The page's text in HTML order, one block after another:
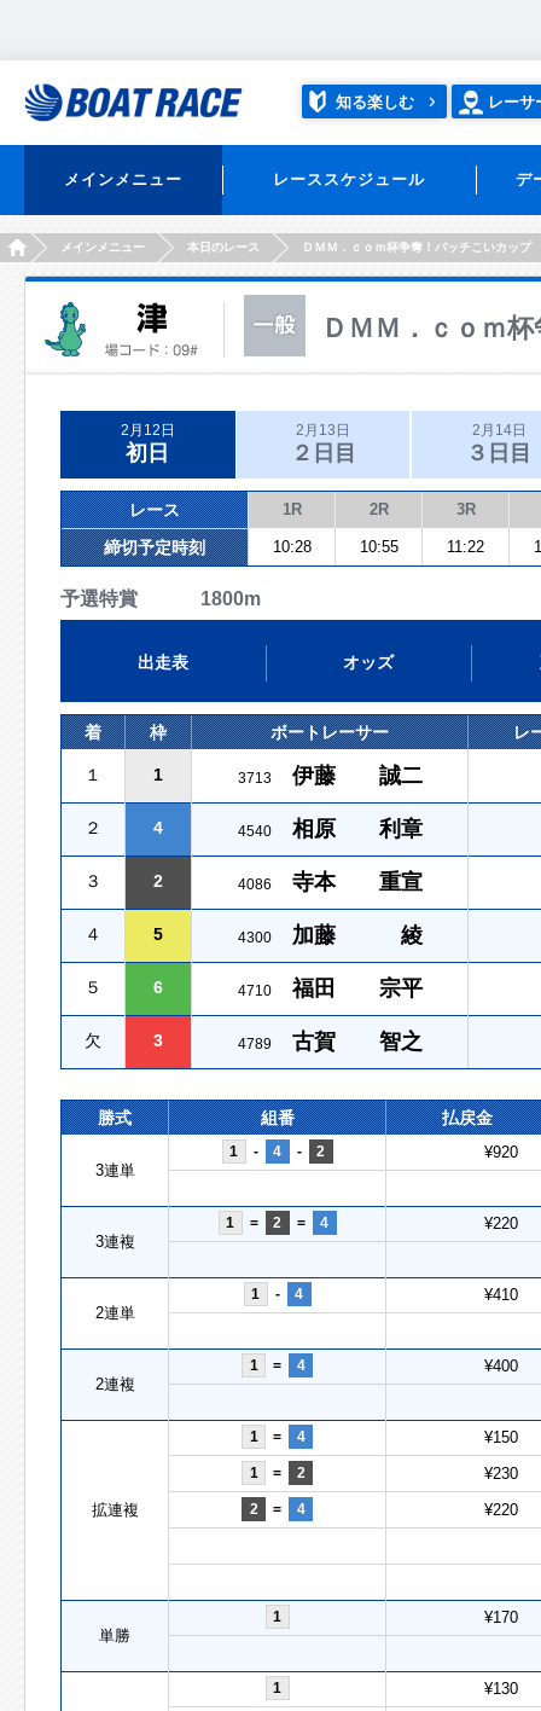
知る楽しむ レーサ
メインメニュー レーススケジュール デ
HOMEメインメニュー 本日のレース ＤＭＭ．ｃｏｍ杯争奪！バッチこいカップ
ＤＭＭ．ｃｏｍ
2月12日
初日
2月13日
２日目
2月14日
３日目
レース 1R 2R 3R
締切予定時刻 10:28 10:55 11:22
予選特賞 1800m
出走表 オッズ
着 枠 ボートレーサー レ
１ 1 3713 伊藤 誠二
２ 4 4540 相原 利章
３ 2 4086 寺本 重宣
４ 5 4300 加藤 綾
５ 6 4710 福田 宗平
欠 3 4789 古賀 智之
勝式 組番 払戻金
3連単
1 - 4 - 2 ¥920
3連複
1 = 2 = 4 ¥220
2連単
1 - 4 ¥410
2連複
1 = 4 ¥400
拡連複
1 = 4 ¥150
1 = 2 ¥230
2 = 4 ¥220
単勝
1 ¥170
1 ¥130